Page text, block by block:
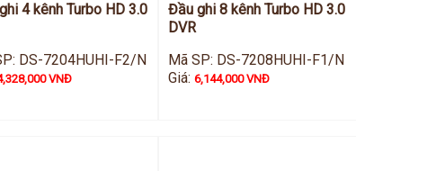
4 kênh Turbo HD 3.0
DS-7204HUHI-F2/N
VNĐ
Đầu ghi 8 kênh Turbo HD 3.0
DVR
Mã SP: DS-7208HUHI-F1/N
Giá:6,144,000 VNĐ